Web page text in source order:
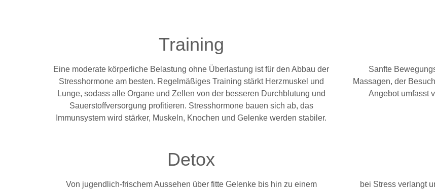
Training
Eine moderate körperliche Belastung ohne Überlastung ist für den Abbau der
Stresshormone am besten. Regelmäßiges Training stärkt Herzmuskel und
Lunge, sodass alle Organe und Zellen von der besseren Durchblutung und
Sauerstoffversorgung profitieren. Stresshormone bauen sich ab, das
Immunsystem wird stärker, Muskeln, Knochen und Gelenke werden stabiler.
Sanfte
Massagen, der
Angebot umfasst
Detox
Von jugendlich-frischem Aussehen über fitte Gelenke bis hin zu einem
bei Stress verlangt